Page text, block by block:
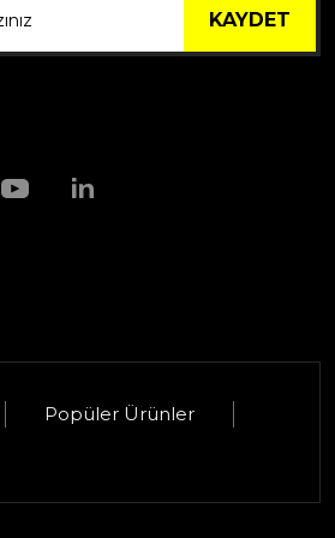
KAYDET
Popüler Ürünler